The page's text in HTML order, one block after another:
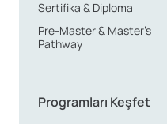
etkinlikler, festivaller,
çok sosyal aktiviteye
Sonuç olarak, Bristol,
anlamda hem de sosyal
Sertifika & Diploma
Pre-Master & Master’s
Pathway
Programları Keşfet